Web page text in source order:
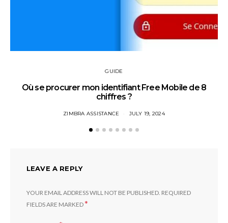
GUIDE
Où se procurer mon identifiant Free Mobile de 8
chiffres ?
ZIMBRA ASSISTANCE JULY 19, 2024
LEAVE A REPLY
YOUR EMAIL ADDRESS WILL NOT BE PUBLISHED. REQUIRED
FIELDS ARE MARKED*